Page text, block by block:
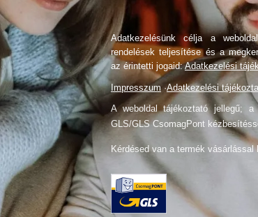
Adatkezelésünk célja a
rendelések teljesítése és a
az érintetti jogaid:Adatkezelési
Impresszum·Adatkezelési
A weboldal tájékoztató jellegű; a
GLS/GLS CsomagPont
Kérdésed van a termék